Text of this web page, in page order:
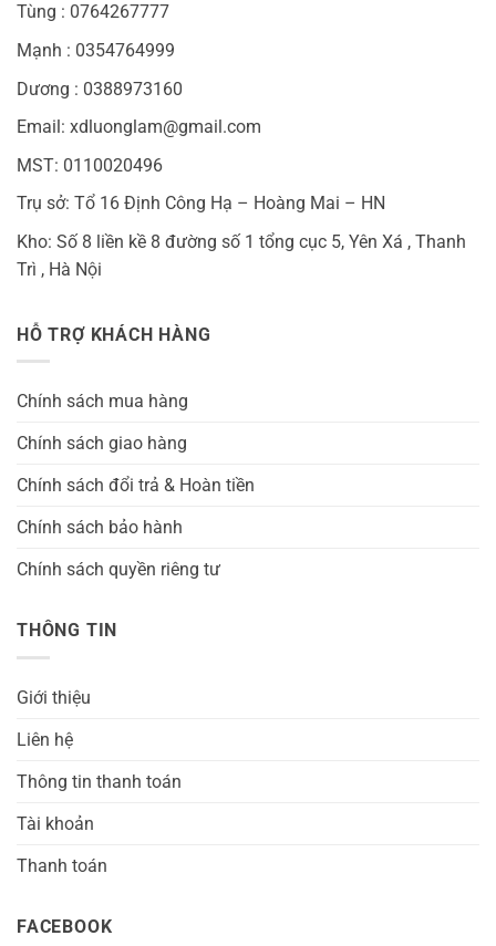
Tùng : 0764267777
Mạnh : 0354764999
Dương : 0388973160
Email: xdluonglam@gmail.com
MST: 0110020496
Trụ sở: Tổ 16 Định Công Hạ – Hoàng Mai – HN
Kho: Số 8 liền kề 8 đường số 1 tổng cục 5, Yên Xá , Thanh
Trì , Hà Nội
HỖ TRỢ KHÁCH HÀNG
Chính sách mua hàng
Chính sách giao hàng
Chính sách đổi trả & Hoàn tiền
Chính sách bảo hành
Chính sách quyền riêng tư
THÔNG TIN
Giới thiệu
Liên hệ
Thông tin thanh toán
Tài khoản
Thanh toán
FACEBOOK